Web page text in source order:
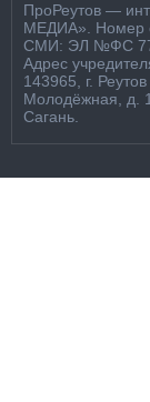
ПроРеутов —
МЕДИА». Номер
СМИ: ЭЛ №ФС 77
Адрес
143965, г.
Молодёжная, д.
Сагань.